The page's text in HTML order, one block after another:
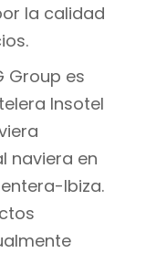
la calidad
Group es
Insotel
naviera en
Ibiza.